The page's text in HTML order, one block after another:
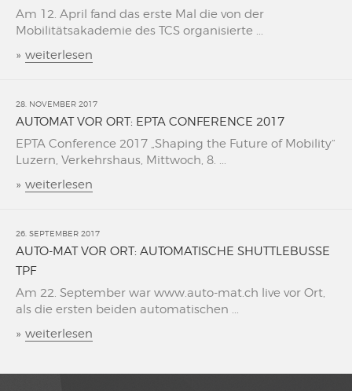
Am 12. April fand das erste Mal die von der
Mobilitätsakademie des TCS organisierte ...
» weiterlesen
28. NOVEMBER 2017
AUTOMAT VOR ORT: EPTA CONFERENCE 2017
EPTA Conference 2017 „Shaping the Future of Mobility“
Luzern, Verkehrshaus, Mittwoch, 8. ...
» weiterlesen
26. SEPTEMBER 2017
AUTO-MAT VOR ORT: AUTOMATISCHE SHUTTLEBUSSE
TPF
Am 22. September war www.auto-mat.ch live vor Ort,
als die ersten beiden automatischen ...
» weiterlesen